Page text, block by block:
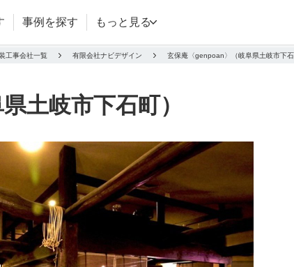
事例を探す もっと見る
工事会社一覧 有限会社ナビデザイン 玄保庵〈genpoan〉（岐阜県土岐市下
土岐市下石町）